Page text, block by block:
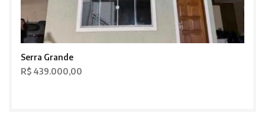
Serra Grande
R$ 439.000,00